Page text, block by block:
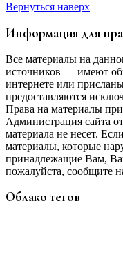
Вернуться наверх
Информация для
Все материалы на
источников — имеют
интернете или
предоставляются
Права на материалы
Администрация сайта
материала не несет.
материалы, которые
принадлежащие Вам,
пожалуйста, сообщите
Облако тегов